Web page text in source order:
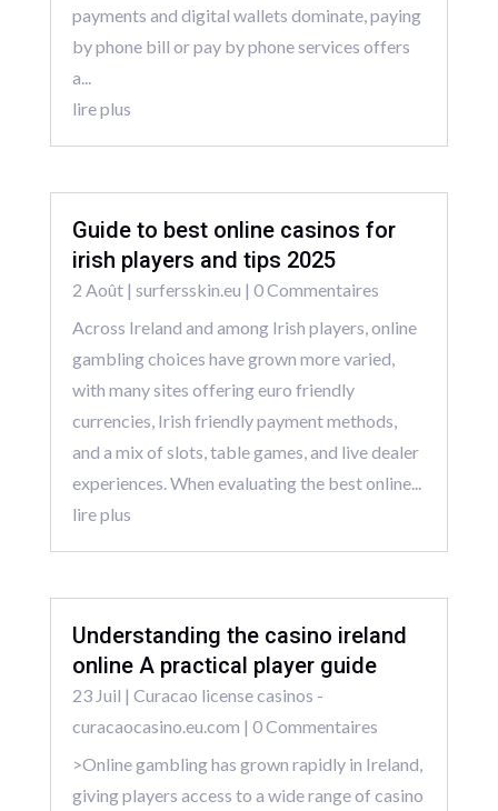
payments and digital wallets dominate, paying
by phone bill or pay by phone services offers
a...
lire plus
Guide to best online casinos for
irish players and tips 2025
2 Août| surfersskin.eu | 0 Commentaires
Across Ireland and among Irish players, online
gambling choices have grown more varied,
with many sites offering euro friendly
currencies, Irish friendly payment methods,
and a mix of slots, table games, and live dealer
experiences. When evaluating the best online...
lire plus
Understanding the casino ireland
online A practical player guide
23 Juil | Curacao license casinos -
curacaocasino.eu.com | 0 Commentaires
>Online gambling has grown rapidly in Ireland,
giving players access to a wide range of casino